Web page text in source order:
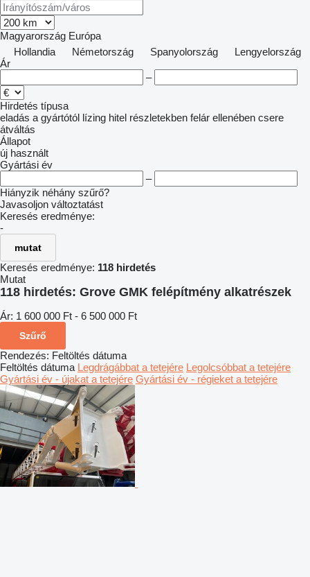
Magyarország Európa
Hollandia
Németország Spanyolország
Lengyelország
Ár
–
Hirdetés típusa
eladás a gyártótól lízing hitel részletekben felár ellenében csere
átváltás
Állapot
új használt
Gyártási év
–
Hiányzik néhány szűrő?
Javasoljon változtatást
Keresés eredménye:
-
mutat
Keresés eredménye: 118 hirdetés
Mutat
118 hirdetés: Grove GMK felépítmény alkatrészek
Ár: 1 600 000 Ft - 6 500 000 Ft
Szűrő
Rendezés: Feltöltés dátuma
Feltöltés dátuma Legdrágábbat a tetejére Legolcsóbbat a tetejére
Gyártási év - újakat a tetejére Gyártási év - régieket a tetejére